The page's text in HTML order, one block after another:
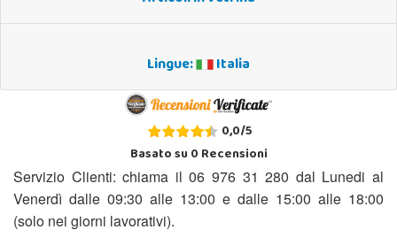
Lingue: Italia
0,0/5
Basato su0Recensioni
Servizio Clienti: chiama il 06 976 31 280 dal Lunedi al
Venerdì dalle 09:30 alle 13:00 e dalle 15:00 alle 18:00
(solo nei giorni lavorativi).